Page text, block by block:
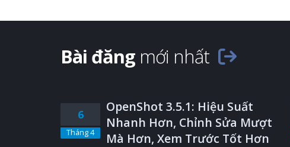
Bài đăng mới nhất
6
Tháng 4
OpenShot 3.5.1: Hiệu Suất
Nhanh Hơn, Chỉnh Sửa Mượt
Mà Hơn, Xem Trước Tốt Hơn